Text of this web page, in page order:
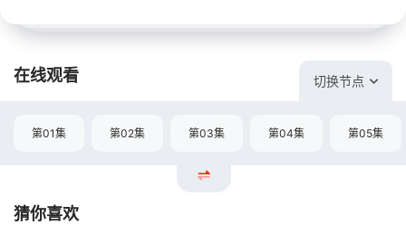
在线观看 切换节点
第01集 第02集 第03集 第04集 第05集
猜你喜欢